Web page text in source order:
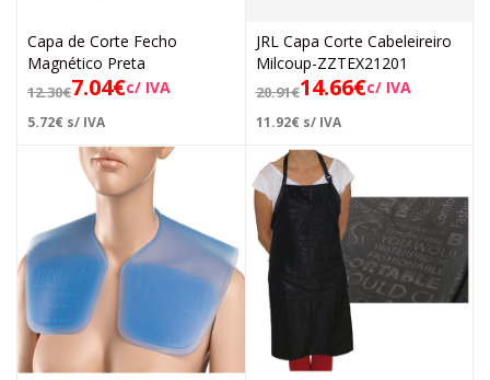
Capa de Corte Fecho
Magnético Preta
12.30€7.04€c/ IVA
5.72€ s/ IVA
JRL Capa Corte Cabeleireiro
Milcoup-ZZTEX21201
20.91€14.66€c/ IVA
11.92€ s/ IVA